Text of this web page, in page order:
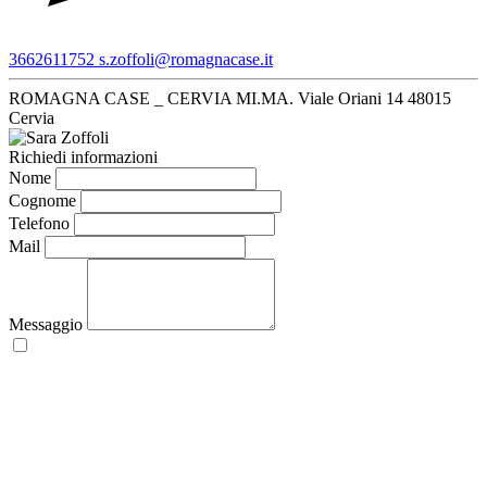
3662611752 s.zoffoli@romagnacase.it
ROMAGNA CASE _ CERVIA MI.MA. Viale Oriani 14 48015
Cervia
Richiedi informazioni
Nome
Cognome
Telefono
Mail
Messaggio